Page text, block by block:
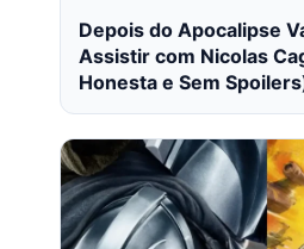
Depois do Apocalipse
Assistir com Nicolas
Honesta e Sem